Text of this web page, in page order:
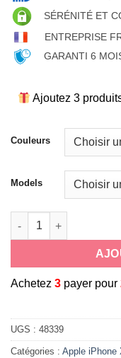
SÉRÉNITÉ ET
ENTREPRISE
GARANTI 6
Ajoutez 3
Couleurs
Models
quantité de Coque-
Achetez 3 payer pour
UGS : 48339
Catégories : Apple iPhone